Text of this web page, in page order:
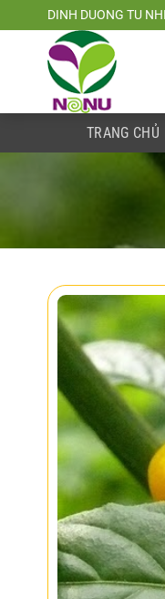
đến
DINH DUONG TU
TRANG CHỦ